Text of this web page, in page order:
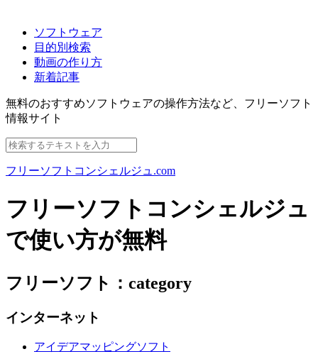
ソフトウェア
目的別検索
動画の作り方
新着記事
無料のおすすめソフトウェアの操作方法など、 フリーソフト
情報サイト
フリーソフトコンシェルジュ.com
フリーソフトコンシェルジュ
で使い方が無料
フリーソフト：category
インターネット
アイデアマッピングソフト